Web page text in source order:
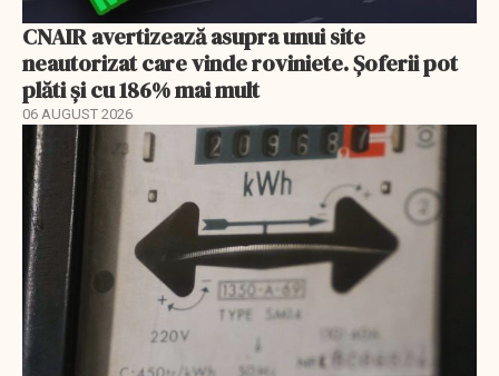
CNAIR avertizează asupra unui site
neautorizat care vinde roviniete. Șoferii pot
plăti și cu 186% mai mult
06 AUGUST 2026